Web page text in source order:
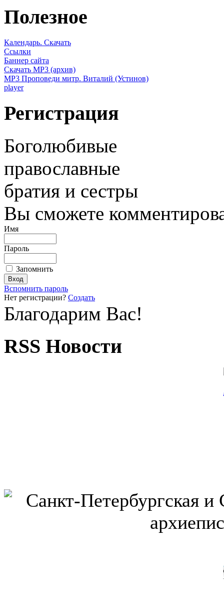
Полезное
Календарь. Скачать
Ссылки
Баннер сайта
Скачать MP3 (архив)
MP3 Проповеди митр. Виталий (Устинов)
player
Регистрация
Боголюбивые
православные
братия и сестры
Вы сможете
Имя
Пароль
Запомнить
Вспомнить пароль
Нет регистрации? Создать
Благодарим Вас!
RSS Новости